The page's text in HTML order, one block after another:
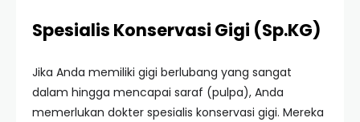
Spesialis Konservasi Gigi (Sp.KG)
Jika Anda memiliki gigi berlubang yang sangat
dalam hingga mencapai saraf (pulpa), Anda
memerlukan dokter spesialis konservasi gigi. Mereka